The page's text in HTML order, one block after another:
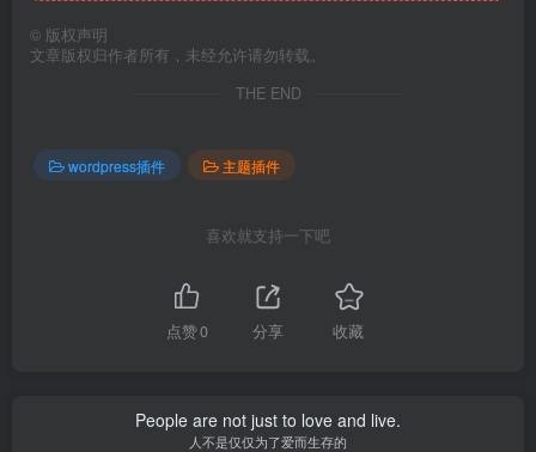
© 版权声明
文章版权归作者所有，未经允许请勿转载。
THE END
wordpress插件 主题插件
喜欢就支持一下吧
点赞0 分享 收藏
People are not just to love and live.
人不是仅仅为了爱而生存的